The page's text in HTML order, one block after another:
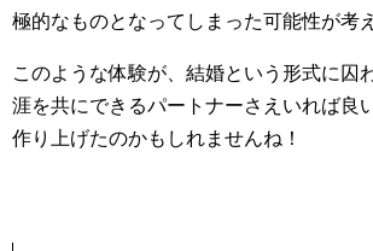
極的なものとなってしまった可能性が考
このような体験が、結婚という形式に囚
涯を共にできるパートナーさえいれば良
作り上げたのかもしれませんね！